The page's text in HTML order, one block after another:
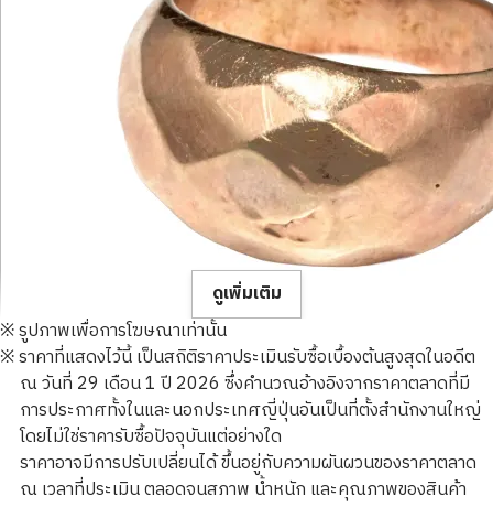
10K gold (K10) unengraved ring
2.9g
ราคารับซื้ออ้างอิง
ดูเพิ่มเติม
※ รูปภาพเพื่อการโฆษณาเท่านั้น
※ ราคาที่แสดงไว้นี้ เป็นสถิติราคาประเมินรับซื้อเบื้องต้นสูงสุดในอดีต
ณ วันที่ 29 เดือน 1 ปี 2026 ซึ่งคำนวณอ้างอิงจากราคาตลาดที่มี
การประกาศทั้งในและนอกประเทศญี่ปุ่นอันเป็นที่ตั้งสำนักงานใหญ่
โดยไม่ใช่ราคารับซื้อปัจจุบันแต่อย่างใด
ราคาอาจมีการปรับเปลี่ยนได้ ขึ้นอยู่กับความผันผวนของราคาตลาด
ณ เวลาที่ประเมิน ตลอดจนสภาพ น้ำหนัก และคุณภาพของสินค้า